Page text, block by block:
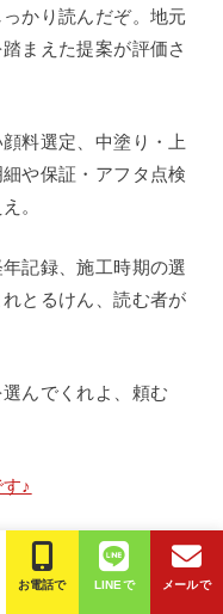
かり読んだぞ。地元
まえた提案が評価さ
料選定、中塗り・上
や保証・アフタ点検
。
記録、施工時期の選
とるけん、読む者が
んでくれよ、頼む
♪
お電話で LINEで メールで